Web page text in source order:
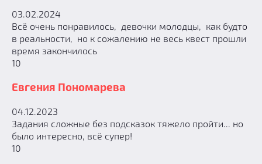
03.02.2024
Всё очень понравилось, девочки молодцы, как будто
в реальности, но к сожалению не весь квест прошли
время закончилось
10
Евгения Пономарева
04.12.2023
Задания сложные без подсказок тяжело пройти... но
было интересно, всё супер!
10